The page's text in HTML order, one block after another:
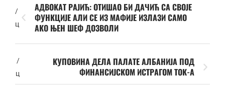
/
ц
АДВОКАТ РАЈИЋ: ОТИШАО БИ ДАЧИЋ СА СВОЈЕ
ФУНКЦИЈЕ АЛИ СЕ ИЗ МАФИЈЕ ИЗЛАЗИ САМО
АКО ЊЕН ШЕФ ДОЗВОЛИ
/
ц
КУПОВИНА ДЕЛА ПАЛАТЕ АЛБАНИЈА ПОД
ФИНАНСИЈСКОМ ИСТРАГОМ ТОК-А